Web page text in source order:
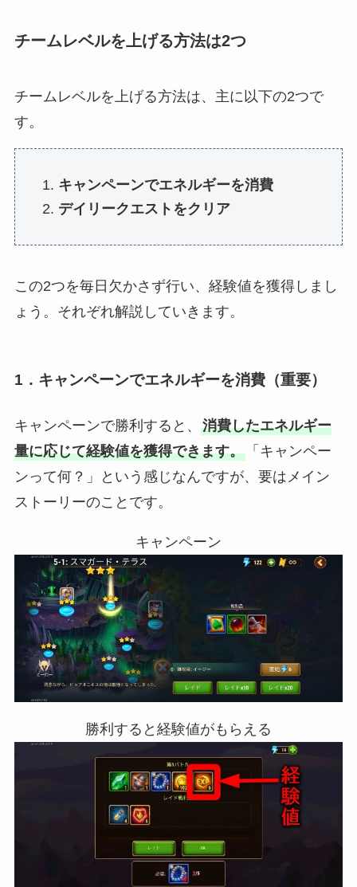
チームレベルを上げる方法は2つ
チームレベルを上げる方法は、主に以下の2つで
す。
キャンペーンでエネルギーを消費
デイリークエストをクリア
この2つを毎日欠かさず行い、経験値を獲得しまし
ょう。それぞれ解説していきます。
1．キャンペーンでエネルギーを消費（重要）
キャンペーンで勝利すると、 消費したエネルギー
量に応じて経験値を獲得できます。「キャンペー
ンって何？」という感じなんですが、要はメイン
ストーリーのことです。
キャンペーン
勝利すると経験値がもらえる